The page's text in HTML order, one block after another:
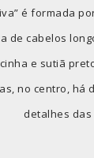
é formada
de cabelos
e sutiã
no centro,
detalhes das